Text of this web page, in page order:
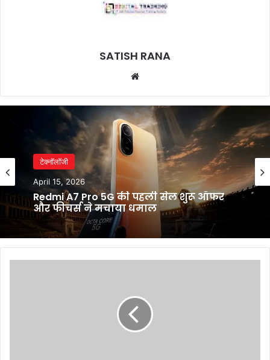
SATISH RANA
टेक्नॉलॉजी
April 15, 2026
Redmi A7 Pro 5G की पहली सेल शुरू ऑफर
और फीचर्स ने मचाया धमाल